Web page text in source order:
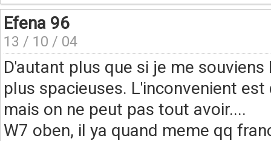
Efena 96
13 / 10 / 04
D'autant plus que si je me
plus spacieuses. L'inconvenient
mais on ne peut pas tout avoir....
W7 oben, il ya quand meme qq